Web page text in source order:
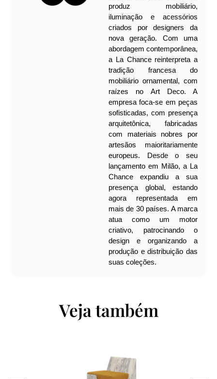
produz mobiliário,
iluminação e acessórios
criados por designers da
nova geração. Com uma
abordagem contemporânea,
a La Chance reinterpreta a
tradição francesa do
mobiliário ornamental, com
raízes no Art Deco. A
empresa foca-se em peças
sofisticadas, com presença
arquitetônica, fabricadas
com materiais nobres por
artesãos maioritariamente
europeus. Desde o seu
lançamento em Milão, a La
Chance expandiu a sua
presença global, estando
agora representada em
mais de 30 países. A marca
atua como um motor
criativo, patrocinando o
design e organizando a
produção e distribuição das
suas coleções.
Veja também